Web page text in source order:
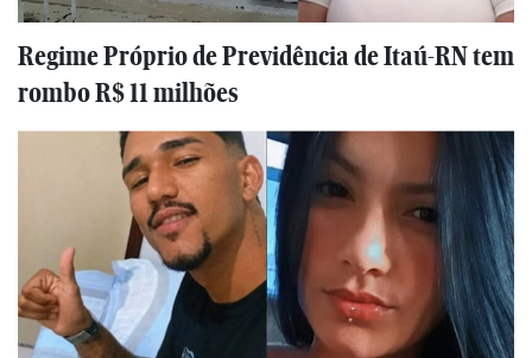
Regime Próprio de Previdência de Itaú-RN tem
rombo R$ 11 milhões